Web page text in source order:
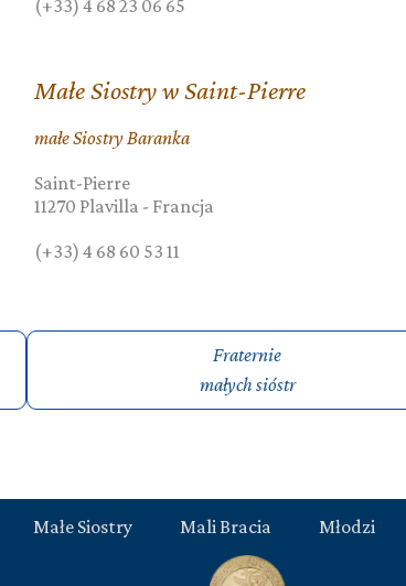
(+33) 4 68 23 06 65
Małe Siostry w Saint-Pierre
małe Siostry Baranka
Saint-Pierre
11270 Plavilla - Francja
(+33) 4 68 60 53 11
Fraternie
małych sióstr
Małe Siostry Mali Bracia Młodzi